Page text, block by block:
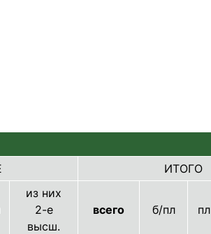
ИТОГО
из них
2-е
высш.
всего б/пл пл